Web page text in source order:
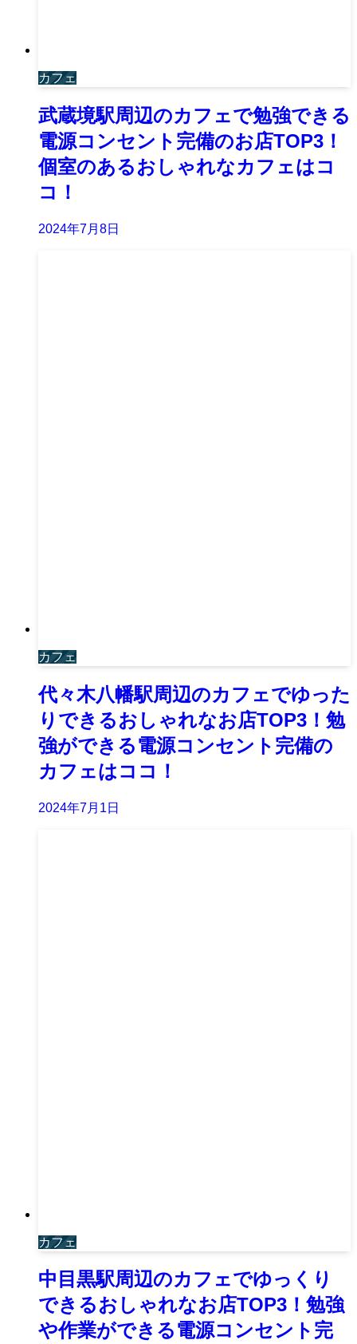
カフェ
武蔵境駅周辺のカフェで勉強できる
電源コンセント完備のお店TOP3！
個室のあるおしゃれなカフェはコ
コ！
2024年7月8日
カフェ
代々木八幡駅周辺のカフェでゆった
りできるおしゃれなお店TOP3！勉
強ができる電源コンセント完備の
カフェはココ！
2024年7月1日
カフェ
中目黒駅周辺のカフェでゆっくり
できるおしゃれなお店TOP3！勉強
や作業ができる電源コンセント完